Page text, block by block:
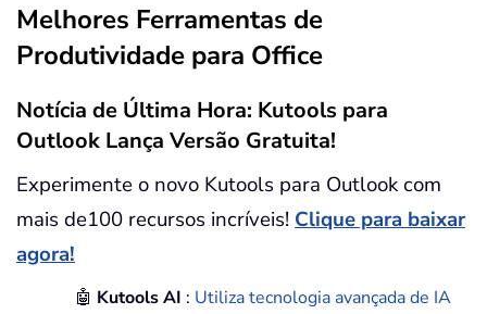
Melhores Ferramentas de
Produtividade para Office
Notícia de Última Hora: Kutools para
Outlook Lança Versão Gratuita!
Experimente o novo Kutools para Outlook com
mais de100 recursos incríveis! Clique para baixar
agora!
🤖 Kutools AI : Utiliza tecnologia avançada de IA